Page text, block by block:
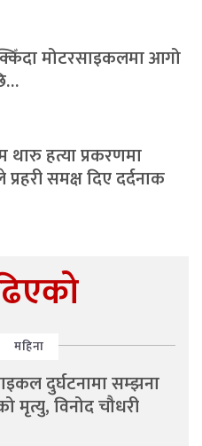
मोटरसाइकलमा आगो
थारु हत्या प्रकरणमा
समक्ष दिए दर्दनाक
महिना
दुर्घटनामा सम्झना
मृत्यु, विनोद चौधरी